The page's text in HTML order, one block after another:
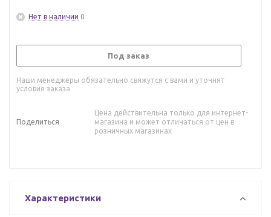
Нет в наличии 0
Под заказ
Наши менеджеры обязательно свяжутся с вами и уточнят
условия заказа
Поделиться
Цена действительна только для интернет-
магазина и может отличаться от цен в
розничных магазинах
Характеристики